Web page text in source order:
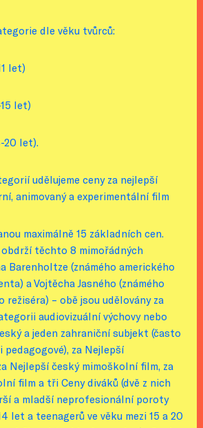
dle věku tvůrců:
let)
15 let)
20 let).
udělujeme ceny za nejlepší
animovaný a experimentální film
maximálně 15 základních cen.
těchto 8 mimořádných
Barenholtze (známého amerického
a Vojtěcha Jasného (známého
režiséra) – obě jsou udělovány za
audiovizuální výchovy nebo
a jeden zahraniční subjekt (často
pedagogové), za Nejlepší
Nejlepší český mimoškolní film, za
film a tři Ceny diváků (dvě z nich
a mladší neprofesionální poroty
let a teenagerů ve věku mezi 15 a 20